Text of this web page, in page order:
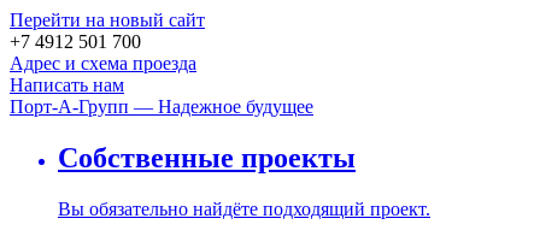
Перейти на новый сайт
+7 4912 501 700
Адрес и схема проезда
Написать нам
Порт-А-Групп — Надежное будущее
Собственные проекты
Вы обязательно найдёте подходящий проект.